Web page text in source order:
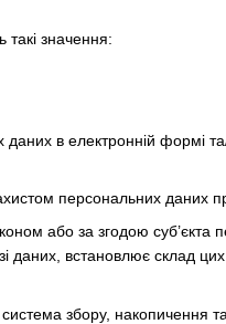
значення:
в електронній формі
персональних даних
або за згодою суб’єкта
даних, встановлює склад
збору, накопичення